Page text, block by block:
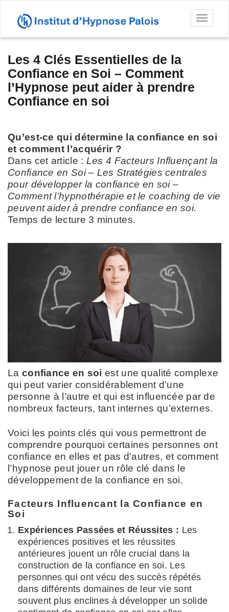
Les 4 Clés Essentielles de la
Confiance en Soi – Comment
l’Hypnose peut aider à prendre
Confiance en soi
Qu’est-ce qui détermine la confiance en soi
et comment l’acquérir ?
Dans cet article : Les 4 Facteurs Influençant la
Confiance en Soi – Les Stratégies centrales
pour développer la confiance en soi –
Comment l’hypnothérapie et le coaching de vie
peuvent aider à prendre confiance en soi.
Temps de lecture 3 minutes.
La confiance en soiest une qualité complexe
qui peut varier considérablement d’une
personne à l’autre et qui est influencée par de
nombreux facteurs, tant internes qu’externes.
Voici les points clés qui vous permettront de
comprendre pourquoi certaines personnes ont
confiance en elles et pas d’autres, et comment
l’hypnose peut jouer un rôle clé dans le
développement de la confiance en soi.
Facteurs Influencant la Confiance en
Soi
Expériences Passées et Réussites : Les
expériences positives et les réussites
antérieures jouent un rôle crucial dans la
construction de la confiance en soi. Les
personnes qui ont vécu des succès répétés
dans différents domaines de leur vie sont
souvent plus enclines à développer un solide